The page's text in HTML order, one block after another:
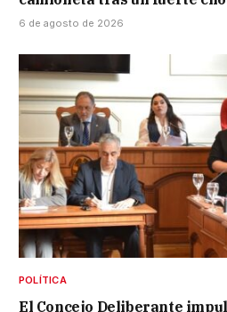
6 de agosto de 2026
POLÍTICA
El Concejo Deliberante